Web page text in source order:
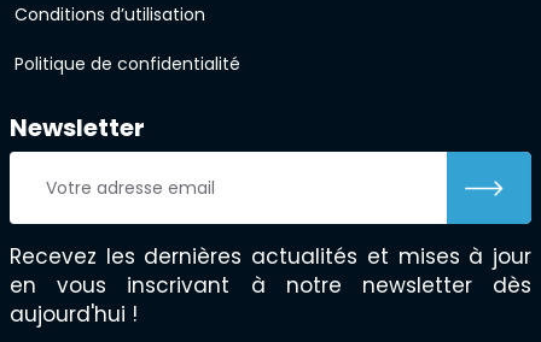
Conditions d’utilisation
Politique de confidentialité
Newsletter
Recevez les dernières actualités et mises à jour
en vous inscrivant à notre newsletter dès
aujourd'hui !